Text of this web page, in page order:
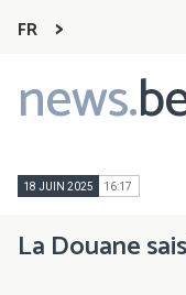
FR
news.
Main
navigation
18 JUIN 2025 16:17
La Douane